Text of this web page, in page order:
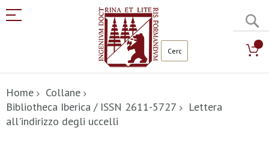
al
contenuto
Home
Collane
Bibliotheca Iberica / ISSN 2611-5727
Lettera
all'indirizzo degli uccelli